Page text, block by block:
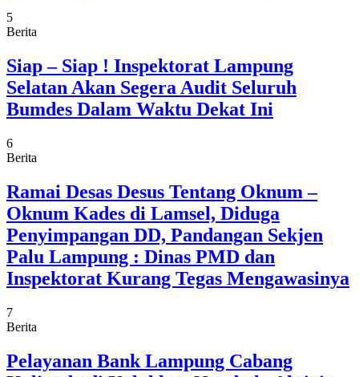
5
Berita
Siap – Siap ! Inspektorat Lampung
Selatan Akan Segera Audit Seluruh
Bumdes Dalam Waktu Dekat Ini
6
Berita
Ramai Desas Desus Tentang Oknum –
Oknum Kades di Lamsel, Diduga
Penyimpangan DD, Pandangan Sekjen
Palu Lampung : Dinas PMD dan
Inspektorat Kurang Tegas Mengawasinya
7
Berita
Pelayanan Bank Lampung Cabang